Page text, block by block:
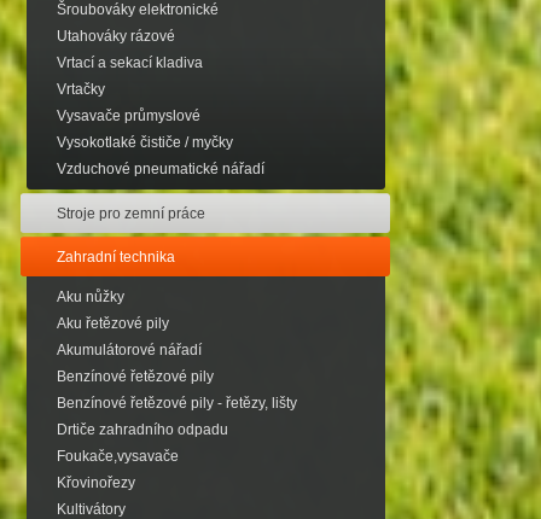
Šroubováky elektronické
Utahováky rázové
Vrtací a sekací kladiva
Vrtačky
Vysavače průmyslové
Vysokotlaké čističe / myčky
Vzduchové pneumatické nářadí
Stroje pro zemní práce
Zahradní technika
Aku nůžky
Aku řetězové pily
Akumulátorové nářadí
Benzínové řetězové pily
Benzínové řetězové pily - řetězy, lišty
Drtiče zahradního odpadu
Foukače,vysavače
Křovinořezy
Kultivátory